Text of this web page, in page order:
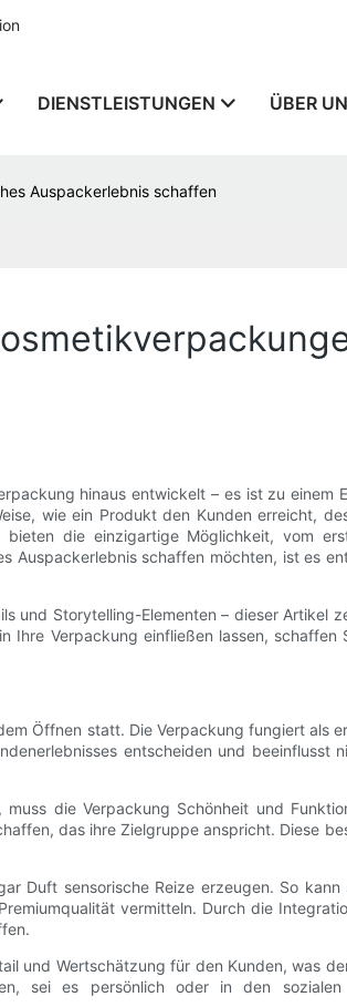
DIENSTLEISTUNGEN ÜBER
Auspackerlebnis schaffen
hinaus entwickelt – es ist zu einem
wie ein Produkt den Kunden erreicht,
die einzigartige Möglichkeit, vom
Auspackerlebnis schaffen möchten, ist es
und Storytelling-Elementen – dieser Artikel
Verpackung einfließen lassen,
Öffnen statt. Die Verpackung fungiert als
entscheiden und
die Verpackung Schönheit und
das ihre Zielgruppe anspricht. Diese
Duft sensorische Reize erzeugen. So
vermitteln. Durch die
und Wertschätzung für den Kunden, was
sei es persönlich oder in den